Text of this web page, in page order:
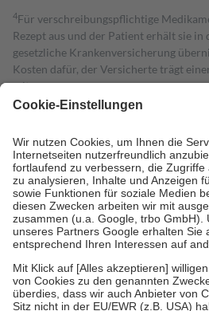
4Für verschreibungspflichtige
Rezept aus und der Patient erhält sie in
gesetzliche Krankenversicherung
Kosten dafür, der Versicherte trägt
mit.
Grundsätzlich leisten Mitglieder
höchstens zehn Euro.
Es sind jedoch
Kosten der Leistung zu entrichten.
Diese Regeln gelten grundsätzlich
Bei Heilmitteln und häuslicher
Zuzahlung zehn Prozent der Kosten
Verordnung.
Um das Engagement der Versicherten
stärken und die besondere Stellung der
fallenkeine Zuzahlungenan bei:
• Kindern und Jugendlichen bis zum
mit Ausnahme der Fahrkosten